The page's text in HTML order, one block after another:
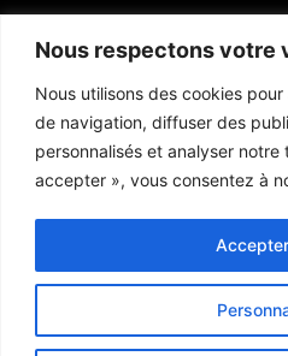
Nous respectons votre
Nous utilisons des cookies
de navigation, diffuser des
personnalisés et analyser
accepter », vous consentez à
Téléphone :(+221) 70 330 86
WhatsApp : (+33) 6 52 17 85
E-mail :
E-mail :
Nous écrire Qui sommes-